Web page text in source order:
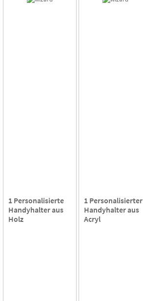
1 Personalisierte
Handyhalter aus
Holz
1 Personalisierter
Handyhalter aus
Acryl